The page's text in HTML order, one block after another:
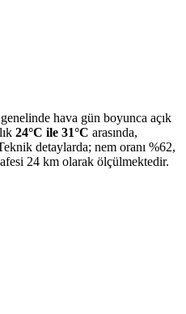
hava gün boyunca açık
24°C ile 31°C arasında,
detaylarda; nem oranı %62,
24 km olarak ölçülmektedir.